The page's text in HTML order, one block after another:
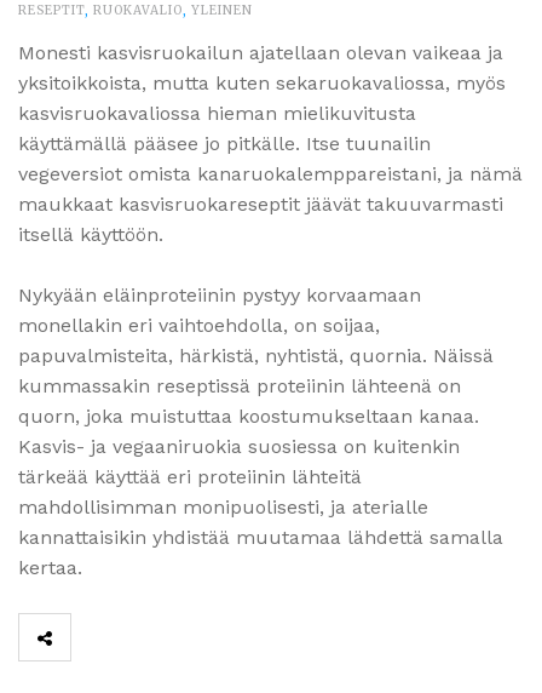
RESEPTIT RUOKAVALIO YLEINEN
Monesti kasvisruokailun ajatellaan olevan vaikeaa ja
yksitoikkoista, mutta kuten sekaruokavaliossa, myös
kasvisruokavaliossa hieman mielikuvitusta
käyttämällä pääsee jo pitkälle. Itse tuunailin
vegeversiot omista kanaruokalemppareistani, ja nämä
maukkaat kasvisruokareseptit jäävät takuuvarmasti
itsellä käyttöön.
Nykyään eläinproteiinin pystyy korvaamaan
monellakin eri vaihtoehdolla, on soijaa,
papuvalmisteita, härkistä, nyhtistä, quornia. Näissä
kummassakin reseptissä proteiinin lähteenä on
quorn, joka muistuttaa koostumukseltaan kanaa.
Kasvis- ja vegaaniruokia suosiessa on kuitenkin
tärkeää käyttää eri proteiinin lähteitä
mahdollisimman monipuolisesti, ja aterialle
kannattaisikin yhdistää muutamaa lähdettä samalla
kertaa.